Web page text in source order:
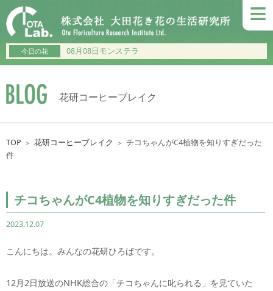
≡
今日の花 08月08日モンステラ
花研コーヒーブレイク
TOP ＞ 花研コーヒーブレイク ＞ チコちゃんがC4植物を知りすぎだった
件
チコちゃんがC4植物を知りすぎだった件
2023.12.07
こんにちは。みんなの花研ひろばです。
12月2日放送のNHK総合の「チコちゃんに叱られる」を見ていた